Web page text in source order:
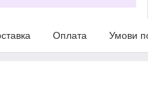
Оплата Умови